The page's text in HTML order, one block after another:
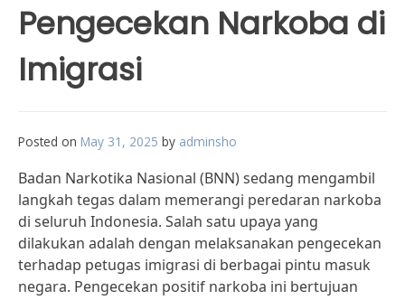
Pengecekan Narkoba di
Imigrasi
Posted on May 31, 2025 by adminsho
Badan Narkotika Nasional (BNN) sedang mengambil
langkah tegas dalam memerangi peredaran narkoba
di seluruh Indonesia. Salah satu upaya yang
dilakukan adalah dengan melaksanakan pengecekan
terhadap petugas imigrasi di berbagai pintu masuk
negara. Pengecekan positif narkoba ini bertujuan